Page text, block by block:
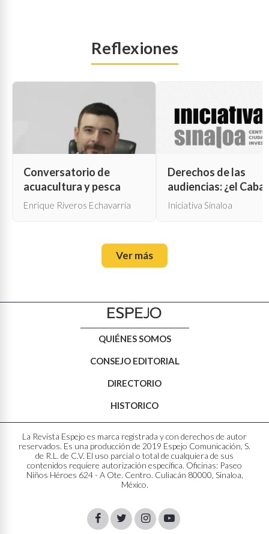
Reflexiones
Conversatorio de
acuacultura y pesca
Enrique Riveros Echavarría
Derechos de las
audiencias: ¿el
de Troya para la
Iniciativa Sinaloa
Ver más
QUIÉNES SOMOS
CONSEJO EDITORIAL
DIRECTORIO
HISTORICO
La Revista Espejo es marca registrada y con derechos de autor
reservados. Es una producción de 2019 Espejo Comunicación, S.
de R.L. de C.V. El uso parcial o total de cualquiera de sus
contenidos requiere autorización específica. Oficinas: Paseo
Niños Héroes 624 - A Ote. Centro. Culiacán 80000, Sinaloa,
México.
FacebookTwitterInstagram
Youtube